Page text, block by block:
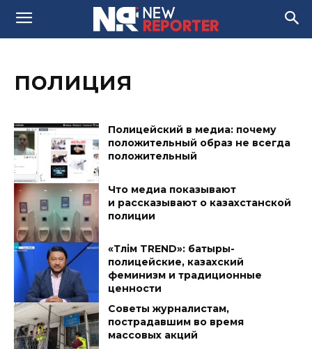
полиция
Полицейский в медиа: почему
положительный образ не всегда
положительный
Что медиа показывают
и рассказывают о казахстанской
полиции
«Тәлім TREND»: батыры-
полицейские, казахский
феминизм и традиционные
ценности
Советы журналистам,
пострадавшим во время
массовых акций